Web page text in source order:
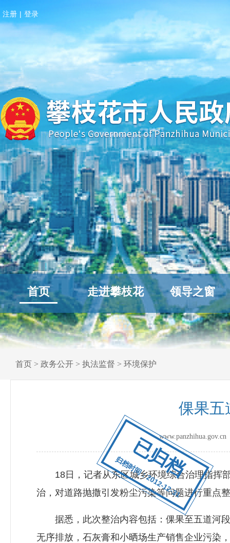
已归档
归档时间：2012-12-31
注册 | 登录
首页 走进攀枝花 领导之窗
首页 > 政务公开 > 执法监督 > 环境保护
倮果五
18日，记者从东区城乡环境综合治理指挥部
治，对道路抛撒引发粉尘污染等问题进行重点
据悉，此次整治内容包括：倮果至五道河段
无序排放，石灰膏和小晒场生产销售企业污染